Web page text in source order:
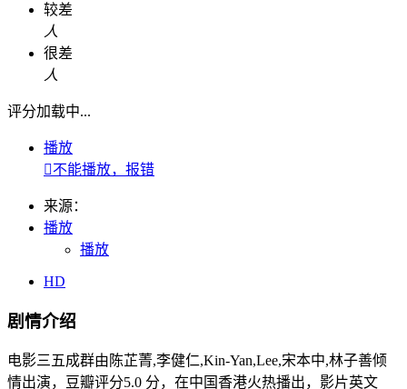
较差
人
很差
人
评分加载中...
播放
不能播放，报错
来源：
播放
播放
HD
剧情介绍
电影三五成群由陈芷菁,李健仁,Kin-Yan,Lee,宋本中,林子善倾
情出演，豆瓣评分5.0 分，在中国香港火热播出，影片英文